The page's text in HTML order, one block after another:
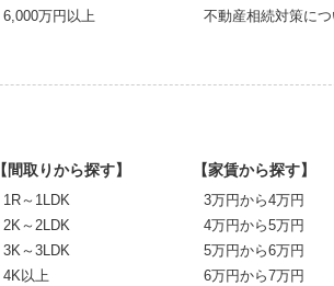
6,000万円以上
不動産相続対策につ
【間取りから探す】
1R～1LDK
2K～2LDK
3K～3LDK
4K以上
【家賃から探す】
3万円から4万円
4万円から5万円
5万円から6万円
6万円から7万円